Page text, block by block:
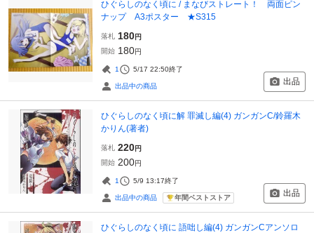
ひぐらしのなく頃に / まなびストレート！ 両面ピン
ナップ A3ポスター ★S315
落札 180円
開始 180円
1 5/17 22:50終了
出品中の商品 出品
ひぐらしのなく頃に解 罪滅し編(4) ガンガンC/鈴羅木
かりん(著者)
落札 220円
開始 200円
1 5/9 13:17終了
出品中の商品 年間ベストストア 出品
ひぐらしのなく頃に 語咄し編(4) ガンガンCアンソロ